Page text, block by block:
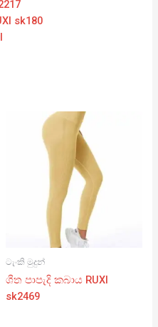
sk180
ටැංකි මුදුන්
ශීත පාපැදි කබාය RUXI
sk2469